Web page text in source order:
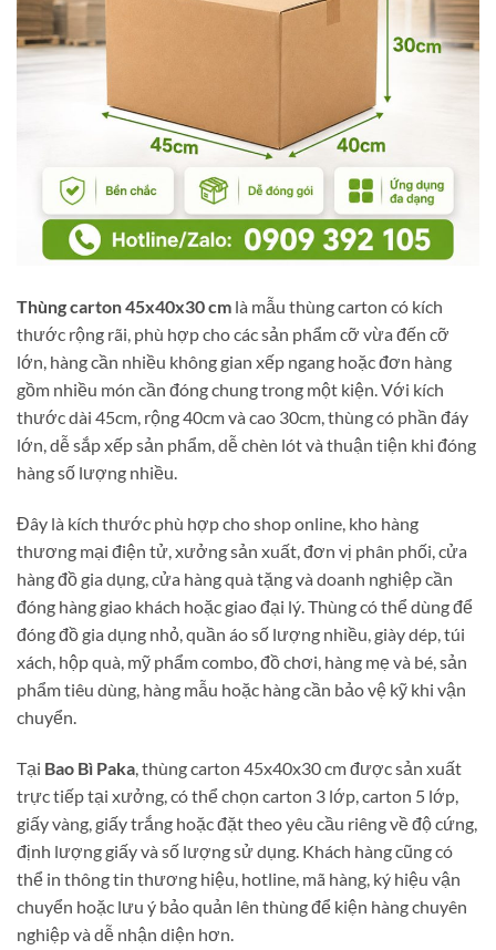
Thùng carton 45x40x30 cm là mẫu thùng carton có kích
thước rộng rãi, phù hợp cho các sản phẩm cỡ vừa đến cỡ
lớn, hàng cần nhiều không gian xếp ngang hoặc đơn hàng
gồm nhiều món cần đóng chung trong một kiện. Với kích
thước dài 45cm, rộng 40cm và cao 30cm, thùng có phần đáy
lớn, dễ sắp xếp sản phẩm, dễ chèn lót và thuận tiện khi đóng
hàng số lượng nhiều.
Đây là kích thước phù hợp cho shop online, kho hàng
thương mại điện tử, xưởng sản xuất, đơn vị phân phối, cửa
hàng đồ gia dụng, cửa hàng quà tặng và doanh nghiệp cần
đóng hàng giao khách hoặc giao đại lý. Thùng có thể dùng để
đóng đồ gia dụng nhỏ, quần áo số lượng nhiều, giày dép, túi
xách, hộp quà, mỹ phẩm combo, đồ chơi, hàng mẹ và bé, sản
phẩm tiêu dùng, hàng mẫu hoặc hàng cần bảo vệ kỹ khi vận
chuyển.
Tại Bao Bì Paka , thùng carton 45x40x30 cm được sản xuất
trực tiếp tại xưởng, có thể chọn carton 3 lớp, carton 5 lớp,
giấy vàng, giấy trắng hoặc đặt theo yêu cầu riêng về độ cứng,
định lượng giấy và số lượng sử dụng. Khách hàng cũng có
thể in thông tin thương hiệu, hotline, mã hàng, ký hiệu vận
chuyển hoặc lưu ý bảo quản lên thùng để kiện hàng chuyên
nghiệp và dễ nhận diện hơn.